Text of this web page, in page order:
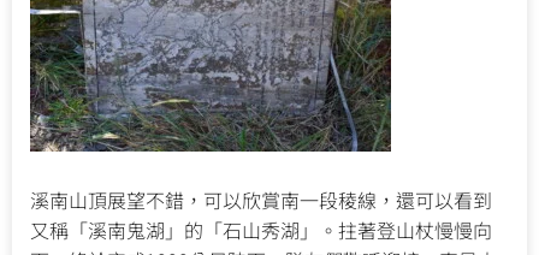
溪南山頂展望不錯，可以欣賞南一段稜線，還可以看到
又稱「溪南鬼湖」的「石山秀湖」。拄著登山杖慢慢向